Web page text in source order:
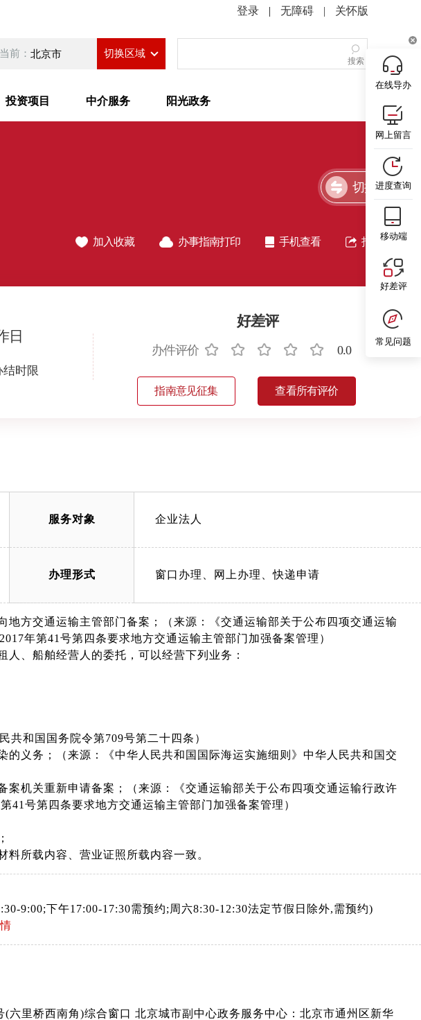
| 无障碍 | 关怀版
当前： 北京市 切换区域
搜索
投资项目 中介服务 阳光政务
切换简洁版
加入收藏 办事指南打印 手机查看 指南分享
日
时限
好差评
办件评价 0.0
指南意见征集 查看所有评价
服务对象 企业法人
办理形式 窗口办理、网上办理、快递申请
地方交通运输主管部门备案；（来源：《交通运输部关于公布四项交通运输
年第41号第四条要求地方交通运输主管部门加强备案管理）
、船舶经营人的委托，可以经营下列业务：
共和国国务院令第709号第二十四条）
的义务；（来源：《中华人民共和国国际海运实施细则》中华人民共和国交
案机关重新申请备案；（来源：《交通运输部关于公布四项交通运输行政许
41号第四条要求地方交通运输主管部门加强备案管理）
所载内容、营业证照所载内容一致。
9:00;下午17:00-17:30需预约;周六8:30-12:30法定节假日除外,需预约)
六里桥西南角)综合窗口 北京城市副中心政务服务中心：北京市通州区新华
在线导办
网上留言
进度查询
移动端
好差评
常见问题